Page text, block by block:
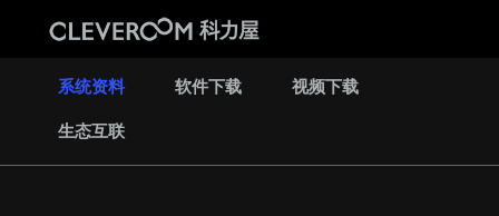
系统资料 软件下载 视频下载
生态互联